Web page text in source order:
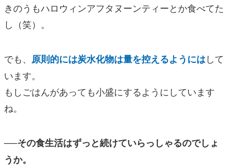
きのうもハロウィンアフタヌーンティーとか食べてた
し（笑）。
でも、 原則的には炭水化物は量を控えるようにはして
います。
もしごはんがあっても小盛にするようにしています
ね。
──その食生活はずっと続けていらっしゃるのでしょ
うか。